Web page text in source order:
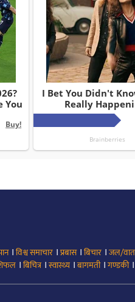
।विश्व समाचार ।प्रबास।बिचार ।जल/
।बिचित्र।स्वास्थ्य ।बागमती।गण्डकी